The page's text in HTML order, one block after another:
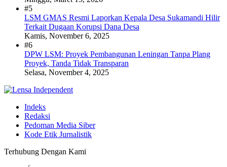
#5
LSM GMAS Resmi Laporkan Kepala Desa Sukamandi Hilir
Terkait Dugaan Korupsi Dana Desa
Kamis, November 6, 2025
#6
DPW LSM: Proyek Pembangunan Leningan Tanpa Plang
Proyek, Tanda Tidak Transparan
Selasa, November 4, 2025
Indeks
Redaksi
Pedoman Media Siber
Kode Etik Jurnalistik
Terhubung Dengan Kami